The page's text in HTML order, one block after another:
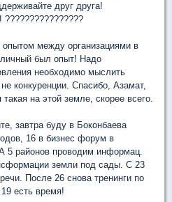
друг друга!
между организациями в
был опыт! Надо
необходимо мыслить
конкуренции. Спасибо, Азамат,
на этой земле, скорее всего.
завтра буду в Боконбаева
16 в бизнес форум в
5 районов проводим информац.
земли под сады. С 23
После 26 снова тренинги по
есть время!